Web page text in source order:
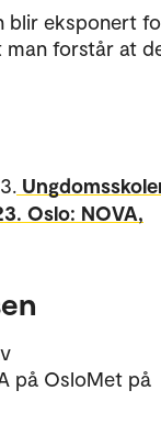
blir eksponert
man forstår at
Oslo: NOVA,
på OsloMet på